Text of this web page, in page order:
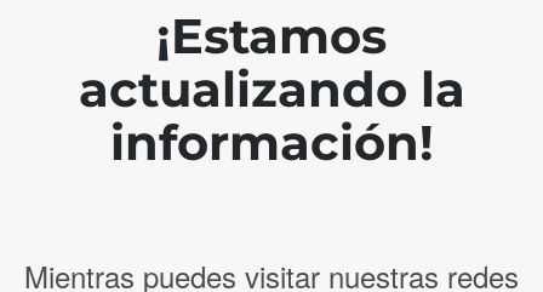
¡Estamos
actualizando la
información!
Mientras puedes visitar nuestras redes